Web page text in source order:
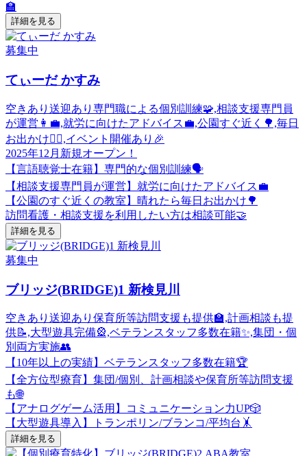
🏫
詳細を見る
募集中
てぃーだ かすみ
空きあり 送迎あり 専門職による個別訓練🧩,相談支援専門員
が運営👩‍💼,就労に向けたアドバイス💼,公園すぐ近く🌳,毎日
お出かけ🚶‍♀️,イベント開催あり🎉
2025年12月新規オープン！
【言語聴覚士在籍】専門的な個別訓練🗣️
【相談支援専門員が運営】就労に向けたアドバイス💼
【公園のすぐ近くの教室】晴れたら毎日お出かけ🌳
訪問看護・相談支援を利用したい方は相談可能🤝
詳細を見る
募集中
ブリッジ(BRIDGE)1 新検見川
空きあり 送迎あり 保育所等訪問支援も提供🏫,計画相談も提
供📝,大型遊具完備🎡,ベテランスタッフ多数在籍✨,集団・個
別両方実施👥
【10年以上の実績】ベテランスタッフ多数在籍🏆
【全方位型療育】集団/個別、計画相談や保育所等訪問支援
も🌐
【アナログゲーム活用】コミュニケーション力UP🎲
【大型遊具導入】トランポリン/ブランコ/平均台🤸
詳細を見る